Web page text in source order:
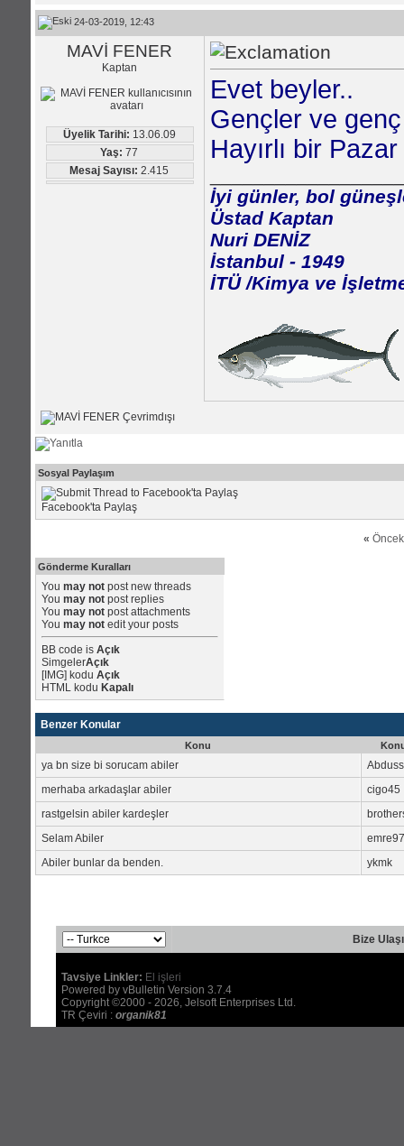
24-03-2019, 12:43
MAVİ FENER
Kaptan
Üyelik Tarihi: 13.06.09
Yaş: 77
Mesaj Sayısı: 2.415
Evet beyler..
Gençler ve
Hayırlı bir
İyi günler, bol
Üstad Kaptan
Nuri DENİZ
İstanbul - 1949
İTÜ /Kimya ve
Sosyal Paylaşım
Facebook'ta Paylaş
«
Gönderme Kuralları
You may not post new threads
You may not post replies
You may not post attachments
You may not edit your posts
BB code is Açık
SimgelerAçık
[IMG] kodu Açık
HTML kodu Kapalı
Benzer Konular
Konu
ya bn size bi sorucam abiler
merhaba arkadaşlar abiler
cigo45
rastgelsin abiler kardeşler
Selam Abiler
emre97
Abiler bunlar da benden.
ykmk
Bize
Tavsiye Linkler: El işleri
Powered by vBulletin Version 3.7.4
Copyright ©2000 - 2026, Jelsoft Enterprises Ltd.
TR Çeviri : organik81